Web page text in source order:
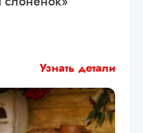
Узнать детали